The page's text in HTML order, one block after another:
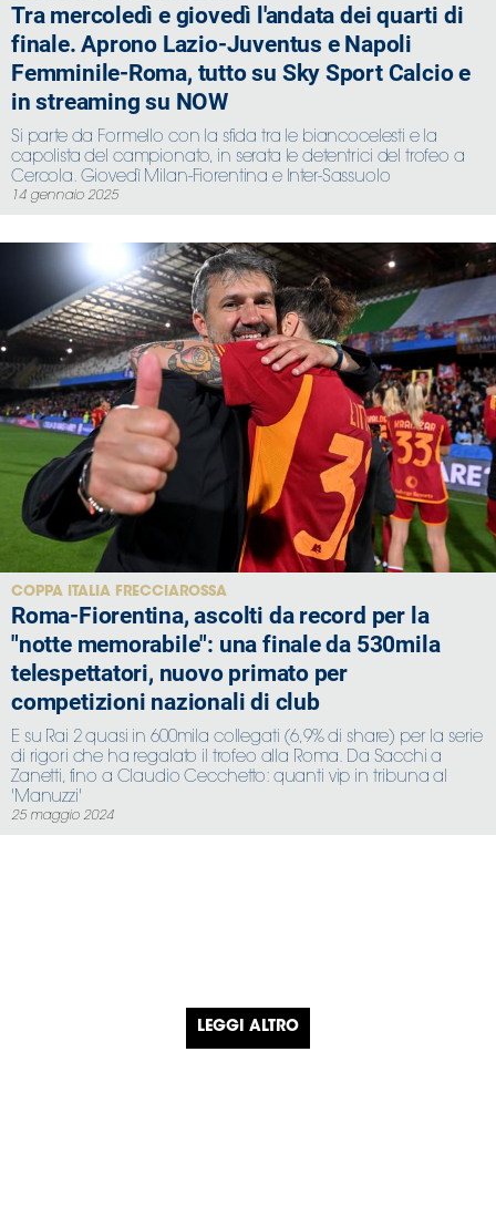
Tra mercoledì e giovedì l'andata dei quarti di
finale. Aprono Lazio-Juventus e Napoli
Femminile-Roma, tutto su Sky Sport Calcio e
in streaming su NOW
Si parte da Formello con la sfida tra le biancocelesti e la
capolista del campionato, in serata le detentrici del trofeo a
Cercola. Giovedì Milan-Fiorentina e Inter-Sassuolo
14 gennaio 2025
COPPA ITALIA FRECCIAROSSA
Roma-Fiorentina, ascolti da record per la
"notte memorabile": una finale da 530mila
telespettatori, nuovo primato per
competizioni nazionali di club
E su Rai 2 quasi in 600mila collegati (6,9% di share) per la serie
di rigori che ha regalato il trofeo alla Roma. Da Sacchi a
Zanetti, fino a Claudio Cecchetto: quanti vip in tribuna al
'Manuzzi'
25 maggio 2024
LEGGI ALTRO